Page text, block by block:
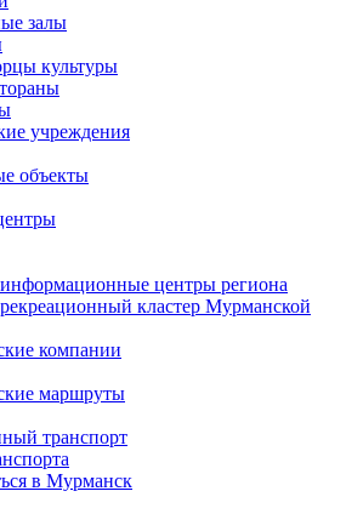
залы
культуры
учреждения
объекты
информационные центры региона
кластер Мурманской
компании
маршруты
транспорт
в Мурманск